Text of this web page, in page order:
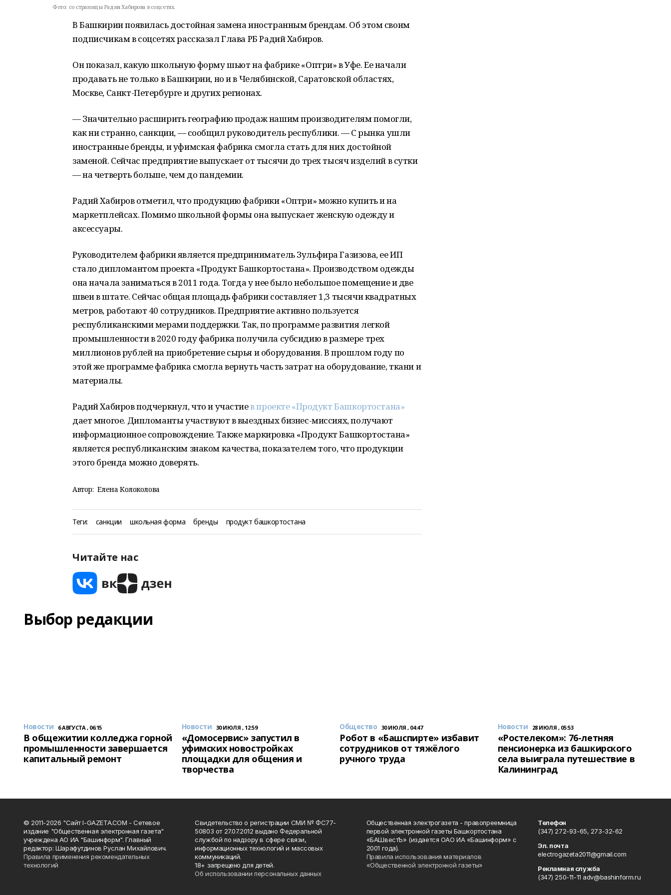
Фото: со страницы Радия Хабирова в соцсетях.
В Башкирии появилась достойная замена иностранным брендам. Об этом своим
подписчикам в соцсетях рассказал Глава РБ Радий Хабиров.
Он показал, какую школьную форму шьют на фабрике «Оптри» в Уфе. Ее начали
продавать не только в Башкирии, но и в Челябинской, Саратовской областях,
Москве, Санкт-Петербурге и других регионах.
— Значительно расширить географию продаж нашим производителям помогли,
как ни странно, санкции, — сообщил руководитель республики. — С рынка ушли
иностранные бренды, и уфимская фабрика смогла стать для них достойной
заменой. Сейчас предприятие выпускает от тысячи до трех тысяч изделий в сутки
— на четверть больше, чем до пандемии.
Радий Хабиров отметил, что продукцию фабрики «Оптри» можно купить и на
маркетплейсах. Помимо школьной формы она выпускает женскую одежду и
аксессуары.
Руководителем фабрики является предприниматель Зульфира Газизова, ее ИП
стало дипломантом проекта «Продукт Башкортостана». Производством одежды
она начала заниматься в 2011 года. Тогда у нее было небольшое помещение и две
швеи в штате. Сейчас общая площадь фабрики составляет 1,3 тысячи квадратных
метров, работают 40 сотрудников. Предприятие активно пользуется
республиканскими мерами поддержки. Так, по программе развития легкой
промышленности в 2020 году фабрика получила субсидию в размере трех
миллионов рублей на приобретение сырья и оборудования. В прошлом году по
этой же программе фабрика смогла вернуть часть затрат на оборудование, ткани и
материалы.
Радий Хабиров подчеркнул, что и участиев проекте «Продукт Башкортостана»
дает многое. Дипломанты участвуют в выездных бизнес-миссиях, получают
информационное сопровождение. Также маркировка «Продукт Башкортостана»
является республиканским знаком качества, показателем того, что продукции
этого бренда можно доверять.
Автор: Елена Колоколова
Теги: санкции школьная форма бренды продукт башкортостана
Читайте нас
Выбор редакции
Новости 6 АВГУСТА , 06:15
В общежитии колледжа горной
промышленности завершается
капитальный ремонт
Новости 30 ИЮЛЯ , 12:59
«Домосервис» запустил в
уфимских новостройках
площадки для общения и
творчества
Общество 30 ИЮЛЯ , 04:47
Робот в «Башспирте» избавит
сотрудников от тяжёлого
ручного труда
Новости 28 ИЮЛЯ , 05:53
«Ростелеком»: 76-летняя
пенсионерка из башкирского
села выиграла путешествие в
Калининград
© 2011-2026 "Сайт I-GAZETA.COM - Сетевое
издание "Общественная электронная газета"
учреждена АО ИА "Башинформ". Главный
редактор: Шарафутдинов Руслан Михайлович.
Правила применения рекомендательных
технологий
Свидетельство о регистрации СМИ № ФС77-
50803 от 27.07.2012 выдано Федеральной
службой по надзору в сфере связи,
информационных технологий и массовых
коммуникаций.
18+ запрещено для детей.
Об использовании персональных данных
Общественная электрогазета - правопреемница
первой электронной газеты Башкортостана
«БАШвестЪ» (издается ОАО ИА «Башинформ» с
2001 года).
Правила использования материалов
«Общественной электронной газеты»
Телефон
(347) 272-93-65, 273-32-62
Эл. почта
electrogazeta2011@gmail.com
Рекламная служба
(347) 250-11-11 adv@bashinform.ru